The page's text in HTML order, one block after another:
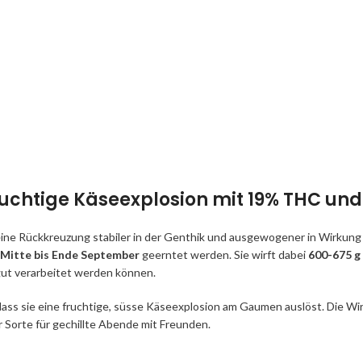
Käseexplosion mit 19% THC
Rückkreuzung stabiler in der Genthik und ausgewogener in
Mitte bis Ende September geerntet werden. Sie wirft dabei 600-675
verarbeitet werden können.
sie eine fruchtige, süsse Käseexplosion am Gaumen auslöst. Die
für gechillte Abende mit Freunden.